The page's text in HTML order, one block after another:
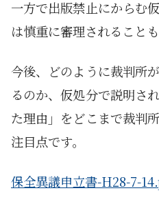
一方で出版禁止にからむ
は慎重に審理されることも
今後、どのように裁判所
るのか、仮処分で説明さ
た理由」をどこまで裁判
注目点です。
保全異議申立書-H28-7-